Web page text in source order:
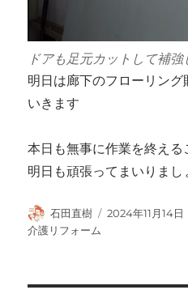
ドアも足元カットして補
明日は廊下のフローリン
いきます
本日も無事に作業を終える
明日も頑張ってまいりまし
投
稿
石田直樹
投
2024年11月14日
介護リフォーム